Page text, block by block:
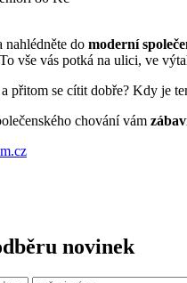
nahlédněte do moderní
vše vás potká na ulici, ve
přitom se cítit dobře? Kdy je
chování vám
novinek